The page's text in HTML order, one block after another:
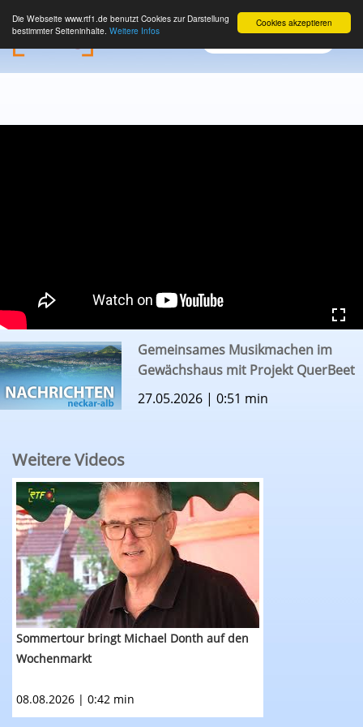
Cookies akzeptieren
Die Webseite www.rtf1.de benutzt Cookies zur Darstellung
bestimmter Seiteninhalte. Weitere Infos
Gemeinsames Musikmachen im
Gewächshaus mit Projekt QuerBeet
27.05.2026 | 0:51 min
Weitere Videos
RTF.1-Nachrichten: Sommertour bringt
Sommertour bringt Michael Donth auf den
Wochenmarkt
08.08.2026 | 0:42 min